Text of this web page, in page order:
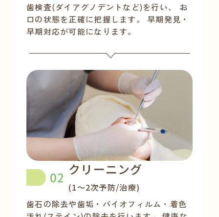
歯検査(ダイアグノデントなど)を行い、
お
口の状態を正確に把握します。
早期発見・
早期対応が可能になります。
クリーニング
(1〜2次予防/治療)
歯石の除去や歯垢・バイオフィルム・着色